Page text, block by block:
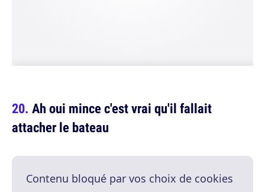
Ah oui mince c'est vrai qu'il fallait
attacher le bateau
Contenu bloqué par vos choix de cookies